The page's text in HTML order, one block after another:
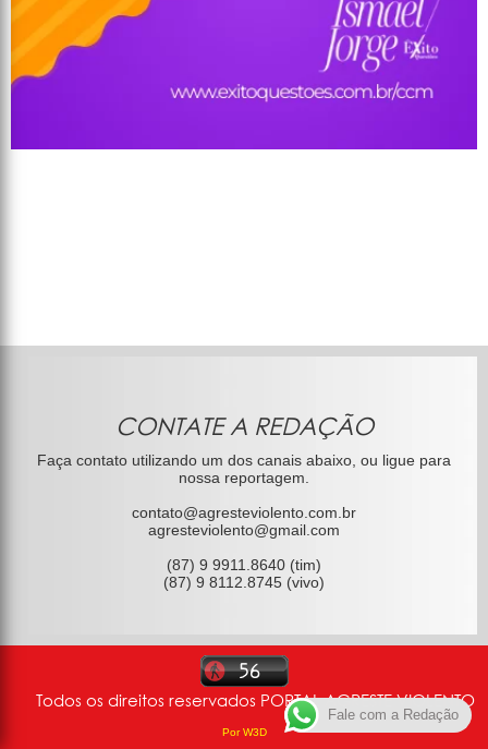
CONTATE A REDAÇÃO
Faça contato utilizando um dos canais abaixo, ou ligue para
nossa reportagem.
contato@agresteviolento.com.br
agresteviolento@gmail.com
(87) 9 9911.8640 (tim)
(87) 9 8112.8745 (vivo)
Todos os direitos reservados PORTAL AGRESTE VIOLENTO
Por W3D
Fale com a Redação